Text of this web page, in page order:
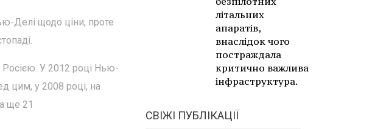
Делі щодо ціни, проте
Росією. У 2012 році Нью-
цим, у 2008 році, на
ще 21
літальних
апаратів,
внаслідок чого
постраждала
критично важлива
інфраструктура.
СВІЖІ ПУБЛІКАЦІЇ